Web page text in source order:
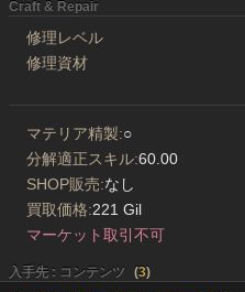
Craft & Repair
修理レベル
修理資材
マテリア精製:○
分解適正スキル:60.00
SHOP販売:なし
買取価格:221 Gil
マーケット取引不可
入手先 : コンテンツ (3)